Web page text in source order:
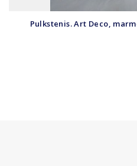
Pulkstenis. Art Deco,